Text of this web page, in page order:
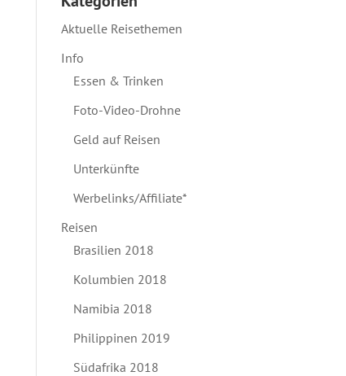
Aktuelle Reisethemen
Info
Essen & Trinken
Foto-Video-Drohne
Geld auf Reisen
Unterkünfte
Werbelinks/Affiliate*
Reisen
Brasilien 2018
Kolumbien 2018
Namibia 2018
Philippinen 2019
Südafrika 2018